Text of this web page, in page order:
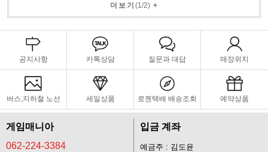
더보기 (1 /2)+
공지사항 카톡상담 질문과 대답 매장위치
버스,지하철 노선 세일상품 로젠택배 배송조회 예약상품
게임매니아
062-224-3384
입금 계좌
예금주 : 김도윤